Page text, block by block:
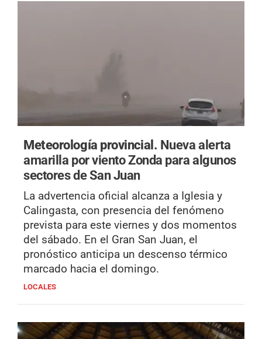
Meteorología provincial. Nueva alerta
amarilla por viento Zonda para algunos
sectores de San Juan
La advertencia oficial alcanza a Iglesia y
Calingasta, con presencia del fenómeno
prevista para este viernes y dos momentos
del sábado. En el Gran San Juan, el
pronóstico anticipa un descenso térmico
marcado hacia el domingo.
LOCALES